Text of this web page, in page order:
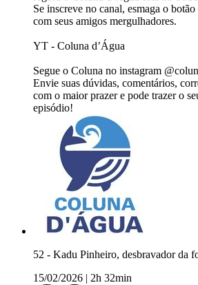
Se inscreve no canal, esmaga o
com seus amigos mergulhadores.⁠⁠⁠
YT - Coluna d’Água⁠⁠⁠
Segue o Coluna no instagram
Envie suas dúvidas, comentários,
com o maior prazer e pode trazer o
episódio!
52 - Kadu Pinheiro, desbravador da
15/02/2026
2h 32min